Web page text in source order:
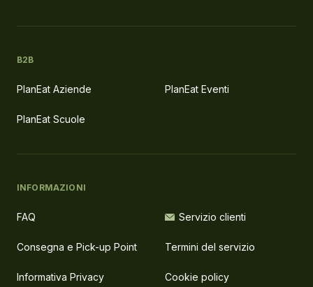
B2B
PlanEat Aziende PlanEat Eventi
PlanEat Scuole
INFORMAZIONI
FAQ Servizio clienti
Consegna e Pick-up Point Termini del servizio
Informativa Privacy Cookie policy